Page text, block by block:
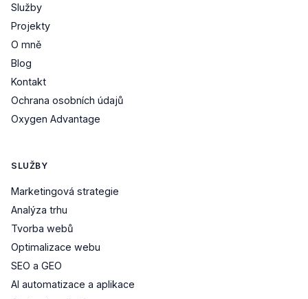
Služby
Projekty
O mně
Blog
Kontakt
Ochrana osobních údajů
Oxygen Advantage
SLUŽBY
Marketingová strategie
Analýza trhu
Tvorba webů
Optimalizace webu
SEO a GEO
AI automatizace a aplikace